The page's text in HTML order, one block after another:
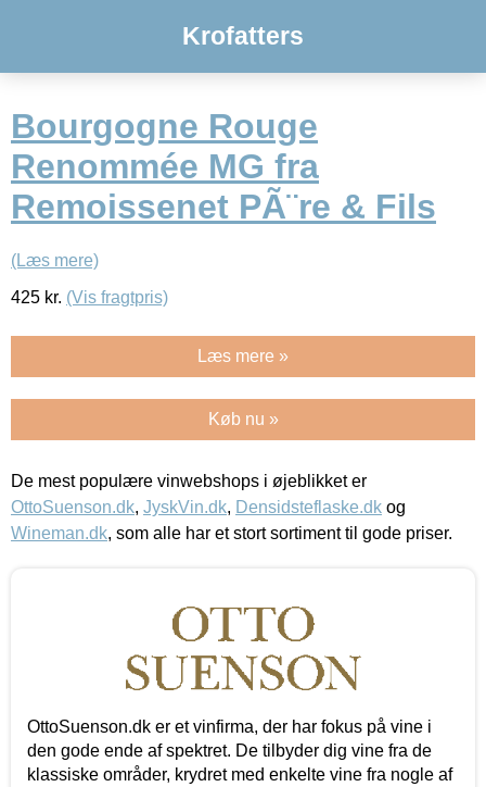
Krofatters
Bourgogne Rouge
Renommée MG fra
Remoissenet PÃ¨re & Fils
(Læs mere)
425 kr. (Vis fragtpris)
Læs mere »
Køb nu »
De mest populære vinwebshops i øjeblikket er
OttoSuenson.dk, JyskVin.dk, Densidsteflaske.dk og
Wineman.dk, som alle har et stort sortiment til gode priser.
OttoSuenson.dk er et vinfirma, der har fokus på vine i
den gode ende af spektret. De tilbyder dig vine fra de
klassiske områder, krydret med enkelte vine fra nogle af